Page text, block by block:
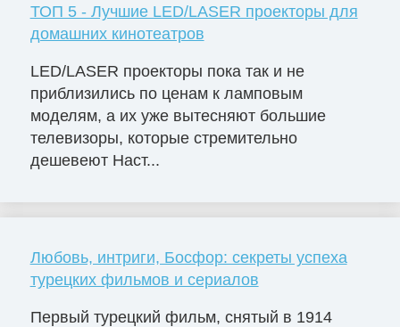
ТОП 5 - Лучшие LED/LASER проекторы для
домашних кинотеатров
LED/LASER проекторы пока так и не
приблизились по ценам к ламповым
моделям, а их уже вытесняют большие
телевизоры, которые стремительно
дешевеют Наст...
Любовь, интриги, Босфор: секреты успеха
турецких фильмов и сериалов
Первый турецкий фильм, снятый в 1914